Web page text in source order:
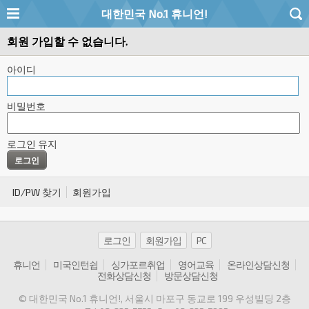
대한민국 No.1 휴니언!
회원 가입할 수 없습니다.
아이디
비밀번호
로그인 유지
ID/PW 찾기 회원가입
로그인 회원가입 PC
휴니언 미국인턴쉽 싱가포르취업 영어교육
온라인상담신청
전화상담신청
방문상담신청
© 대한민국 No.1 휴니언!, 서울시 마포구 동교로 199 우성빌딩 2층